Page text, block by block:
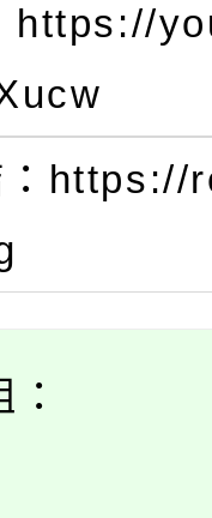
https://
：https://